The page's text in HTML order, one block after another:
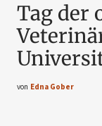
Tag der
von Edna Gober